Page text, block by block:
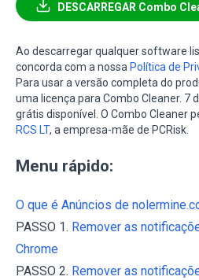
DESCARREGAR Combo
Ao descarregar qualquer software
concorda com a nossa Política de
Para usar a versão completa do
uma licença para Combo Cleaner. 7
grátis disponível. O Combo Cleaner
RCS LT, a empresa-mãe de PCRisk.
Menu rápido:
O que é Anúncios de
PASSO 1. Remover as
Chrome
PASSO 2. Remover as